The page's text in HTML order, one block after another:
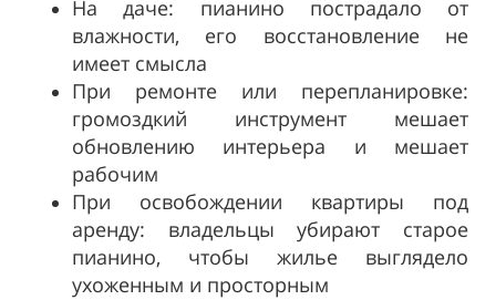
На даче: пианино пострадало от
влажности, его восстановление не
имеет смысла
При ремонте или перепланировке:
громоздкий инструмент мешает
обновлению интерьера и мешает
рабочим
При освобождении квартиры под
аренду: владельцы убирают старое
пианино, чтобы жилье выглядело
ухоженным и просторным